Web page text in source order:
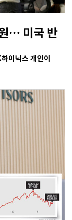
… 미국 반
이닉스 개인이